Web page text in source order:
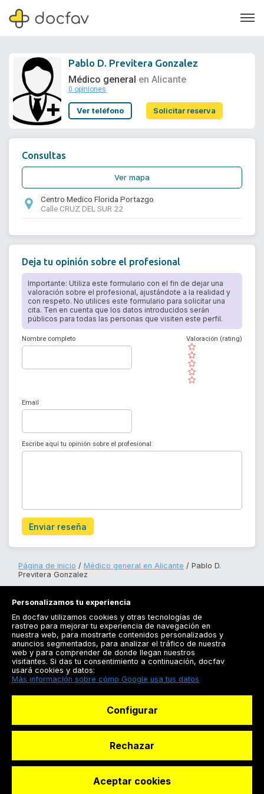
Soporte
Pablo D. Previtera Gonzalez
Médico general en Alicante
0 opiniones
Ver teléfono Solicitar reserva
Consultas
Ver mapa
Centro Medico Florida Portazgo
Calle CRUZ DEL SUR 22
Deja tu opinión sobre el profesional
Importante: Utiliza este formulario con el fin de dejar una
valoración sobre el profesional, ajustándote a la realidad y
con respeto. No utilices este formulario para solicitar una
cita. Ten en cuenta que los datos introducidos serán
públicos para todas las personas que visiten este perfil.
Nombre completo
( )
( )
( )
( )
( )
Valoración (rating)
Email
Escribe aquí tu opinión sobre el profesional:
Enviar reseña
Página de inicio Médico general en Alicante
Pablo D.
Previtera Gonzalez
Registrarse
Docfav
© Dashboard Technologies S.L
Personalizamos tu experiencia
En docfav utilizamos cookies y otras tecnologías de
rastreo para mejorar tu experiencia de navegación en
nuestra web, para mostrarte contenidos personalizados y
anuncios segmentados, para analizar el tráfico de nuestra
web y para comprender de donde llegan nuestros
visitantes. Si das tu consentimiento a continuación, docfav
usará cookies y datos:
Más información sobre cómo Google usa tus datos
Configurar
Rechazar
Aceptar cookies